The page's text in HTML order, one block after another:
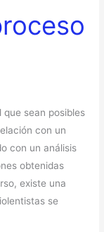
sean posibles
con un
con un análisis
obtenidas
existe una
se